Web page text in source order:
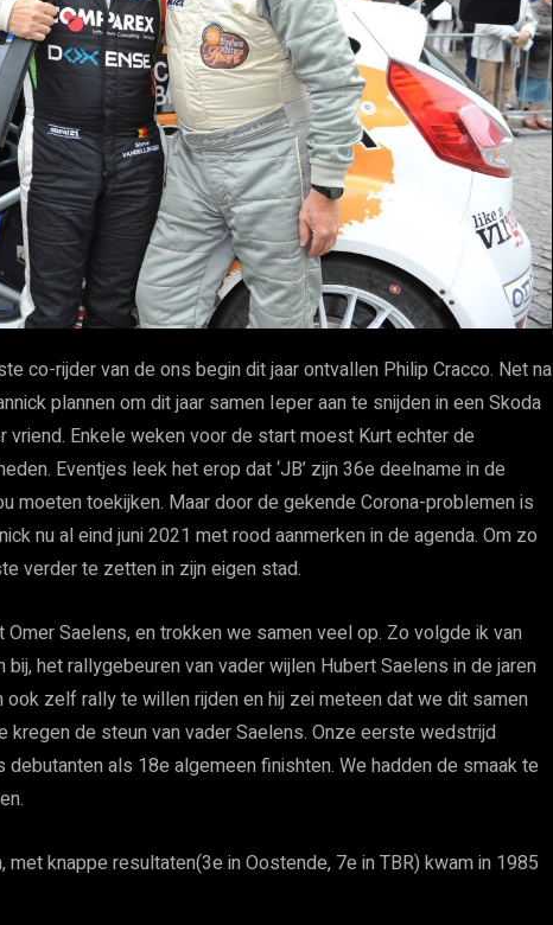
co-rijder van de ons begin dit jaar ontvallen Philip Cracco. Net na
plannen om dit jaar samen Ieper aan te snijden in een Skoda
vriend. Enkele weken voor de start moest Kurt echter de
Eventjes leek het erop dat ‘JB’ zijn 36e deelname in de
moeten toekijken. Maar door de gekende Corona-problemen is
nu al eind juni 2021 met rood aanmerken in de agenda. Om zo
verder te zetten in zijn eigen stad.
Saelens, en trokken we samen veel op. Zo volgde ik van
het rallygebeuren van vader wijlen Hubert Saelens in de jaren
zelf rally te willen rijden en hij zei meteen dat we dit samen
kregen de steun van vader Saelens. Onze eerste wedstrijd
als 18e algemeen finishten. We hadden de smaak te
met knappe resultaten(3e in Oostende, 7e in TBR) kwam in 1985